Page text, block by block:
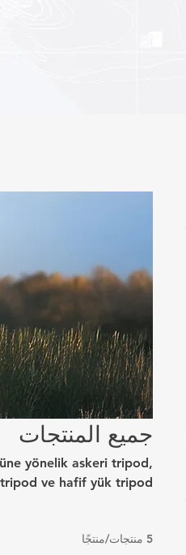
جميع المنتجات
yönelik askeri tripod,
ve hafif yük tripod
taşınma için ergonomik
5 منتجات/منتجًا